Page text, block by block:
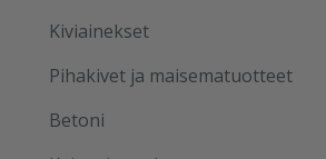
Kiviainekset
Pihakivet ja maisematuotteet
Betoni